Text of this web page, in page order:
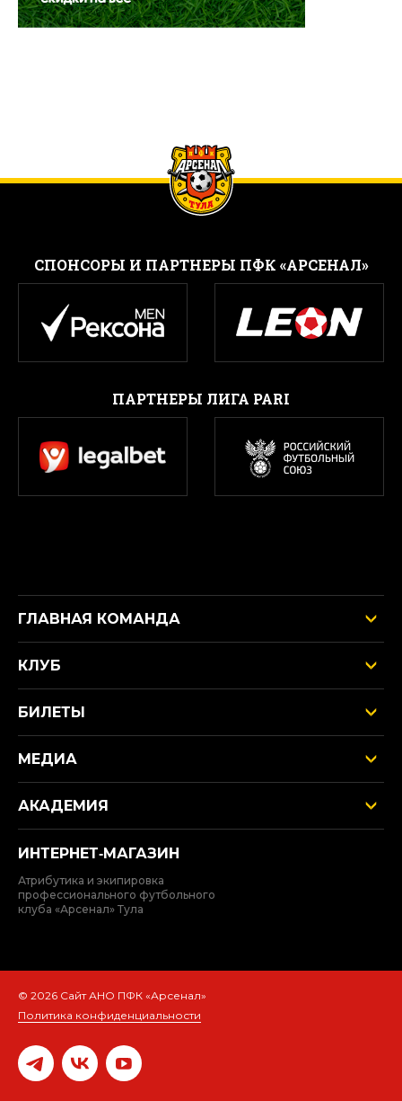
CПОНСОРЫ И ПАРТНЕРЫ ПФК «АРСЕНАЛ»
ПАРТНЕРЫ ЛИГА PARI
ГЛАВНАЯ КОМАНДА
КЛУБ
БИЛЕТЫ
МЕДИА
АКАДЕМИЯ
ИНТЕРНЕТ‑МАГАЗИН
Атрибутика и экипировка
профессионального футбольного
клуба «Арсенал» Тула
© 2026 Сайт АНО ПФК «Арсенал»
Политика конфиденциальности